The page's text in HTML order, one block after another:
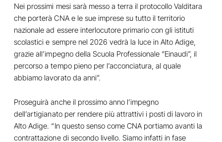
Nei prossimi mesi sarà messo a terra il protocollo Valditara
che porterà CNA e le sue imprese su tutto il territorio
nazionale ad essere interlocutore primario con gli istituti
scolastici e sempre nel 2026 vedrà la luce in Alto Adige,
grazie all’impegno della Scuola Professionale “Einaudi”, il
percorso a tempo pieno per l’acconciatura, al quale
abbiamo lavorato da anni”.
Proseguirà anche il prossimo anno l’impegno
dell’artigianato per rendere più attrattivi i posti di lavoro in
Alto Adige. “In questo senso come CNA portiamo avanti la
contrattazione di secondo livello. Siamo infatti in fase